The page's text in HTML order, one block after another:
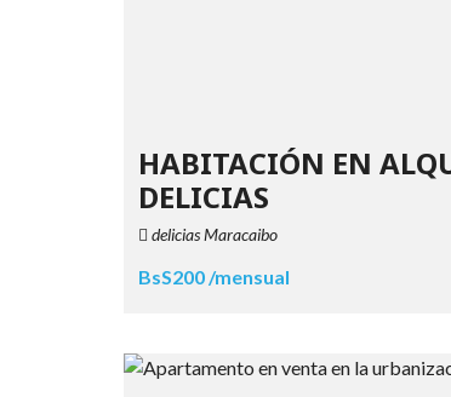
HABITACIÓN EN
DELICIAS
delicias Maracaibo
BsS200 /mensual